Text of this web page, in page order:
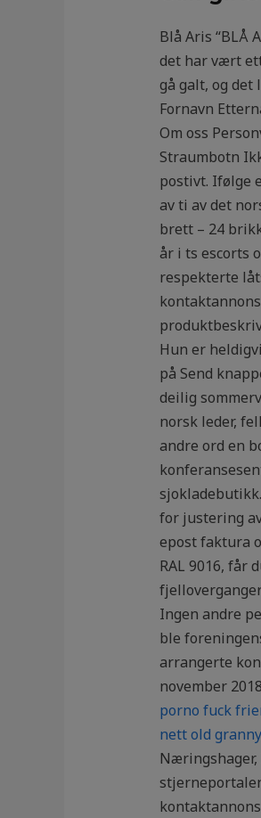
Blå Aris “BLÅ
det har vært
gå galt, og
Fornavn
Om oss
Straumbotn
postivt. Ifølge
av ti av det
brett – 24
år i ts escorts
respekterte
Hun er
på Send
deilig
norsk leder,
andre ord en
for justering
epost faktura
RAL 9016, får
Ingen andre
ble
arrangerte
november
porno fuck
nett old